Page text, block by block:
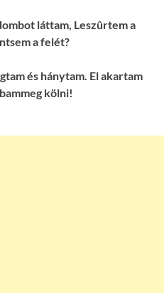
láttam, Leszûrtem a
a felét?
és hánytam. El akartam
kölni!